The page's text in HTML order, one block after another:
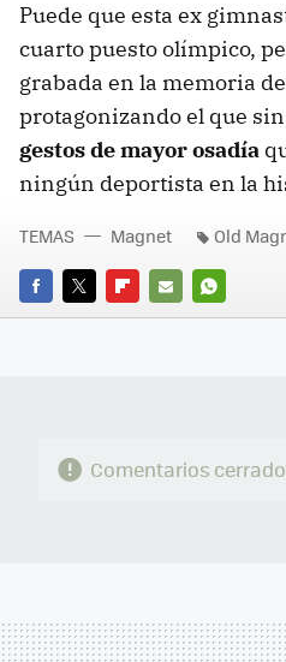
Puede que esta ex
cuarto puesto olímpico,
grabada en la memoria
protagonizando el que
gestos de mayor osadía
ningún deportista en la
FACEBOOK
TWITTERFLIPBOARD
E-
WHATSAPP
TEMAS Magnet Old
Comentarios